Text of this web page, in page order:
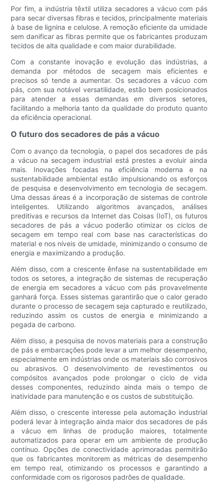
Por fim, a indústria têxtil utiliza secadores a vácuo com pás
para secar diversas fibras e tecidos, principalmente materiais
à base de lignina e celulose. A remoção eficiente da umidade
sem danificar as fibras permite que os fabricantes produzam
tecidos de alta qualidade e com maior durabilidade.
Com a constante inovação e evolução das indústrias, a
demanda por métodos de secagem mais eficientes e
precisos só tende a aumentar. Os secadores a vácuo com
pás, com sua notável versatilidade, estão bem posicionados
para atender a essas demandas em diversos setores,
facilitando a melhoria tanto da qualidade do produto quanto
da eficiência operacional.
O futuro dos secadores de pás a vácuo
Com o avanço da tecnologia, o papel dos secadores de pás
a vácuo na secagem industrial está prestes a evoluir ainda
mais. Inovações focadas na eficiência moderna e na
sustentabilidade ambiental estão impulsionando os esforços
de pesquisa e desenvolvimento em tecnologia de secagem.
Uma dessas áreas é a incorporação de sistemas de controle
inteligentes. Utilizando algoritmos avançados, análises
preditivas e recursos da Internet das Coisas (IoT), os futuros
secadores de pás a vácuo poderão otimizar os ciclos de
secagem em tempo real com base nas características do
material e nos níveis de umidade, minimizando o consumo de
energia e maximizando a produção.
Além disso, com a crescente ênfase na sustentabilidade em
todos os setores, a integração de sistemas de recuperação
de energia em secadores a vácuo com pás provavelmente
ganhará força. Esses sistemas garantirão que o calor gerado
durante o processo de secagem seja capturado e reutilizado,
reduzindo assim os custos de energia e minimizando a
pegada de carbono.
Além disso, a pesquisa de novos materiais para a construção
de pás e embarcações pode levar a um melhor desempenho,
especialmente em indústrias onde os materiais são corrosivos
ou abrasivos. O desenvolvimento de revestimentos ou
compósitos avançados pode prolongar o ciclo de vida
desses componentes, reduzindo ainda mais o tempo de
inatividade para manutenção e os custos de substituição.
Além disso, o crescente interesse pela automação industrial
poderá levar à integração ainda maior dos secadores de pás
a vácuo em linhas de produção maiores, totalmente
automatizados para operar em um ambiente de produção
contínuo. Opções de conectividade aprimoradas permitirão
que os fabricantes monitorem as métricas de desempenho
em tempo real, otimizando os processos e garantindo a
conformidade com os rigorosos padrões de qualidade.